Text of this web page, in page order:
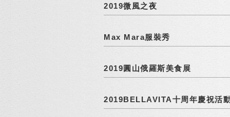
2019微風之夜
Max Mara服裝秀
2019圓山俄羅斯美食展
2019BELLAVITA十周年慶祝活